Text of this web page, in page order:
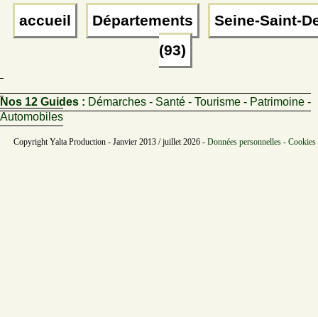
accueil Départements
Seine-Saint-
(93)
Nos 12 Guides : Démarches - Santé - Tourisme - Patrimoine -
Automobiles
Copyright Yalta Production - Janvier 2013 / juillet 2026 - Données personnelles -